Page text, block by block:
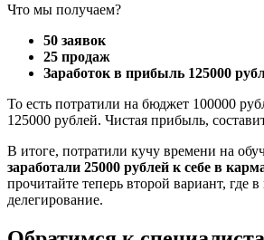
Что мы получаем?
50 заявок
25 продаж
Заработок в прибыль 125000
То есть потратили на бюджет 100000
125000 рублей. Чистая прибыль,
В итоге, потратили кучу времени на
заработали 25000 рублей к себе в
прочитайте теперь второй вариант, где
делегирование.